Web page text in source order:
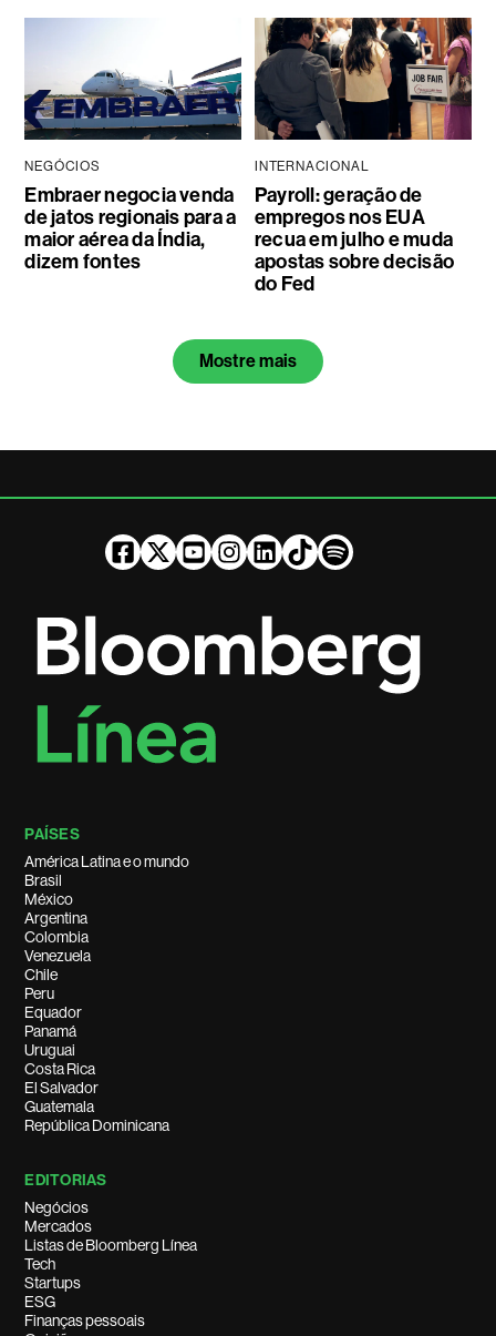
NEGÓCIOS
Embraer negocia venda
de jatos regionais para a
maior aérea da Índia,
dizem fontes
INTERNACIONAL
Payroll: geração de
empregos nos EUA
recua em julho e muda
apostas sobre decisão
do Fed
Mostre mais
PAÍSES
América Latina e o mundo
Brasil
México
Argentina
Colombia
Venezuela
Chile
Peru
Equador
Panamá
Uruguai
Costa Rica
El Salvador
Guatemala
República Dominicana
EDITORIAS
Negócios
Mercados
Listas de Bloomberg Línea
Tech
Startups
ESG
Finanças pessoais